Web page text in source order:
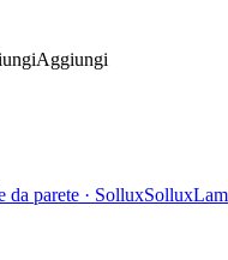
Aggiungi
da parete · SolluxSollux